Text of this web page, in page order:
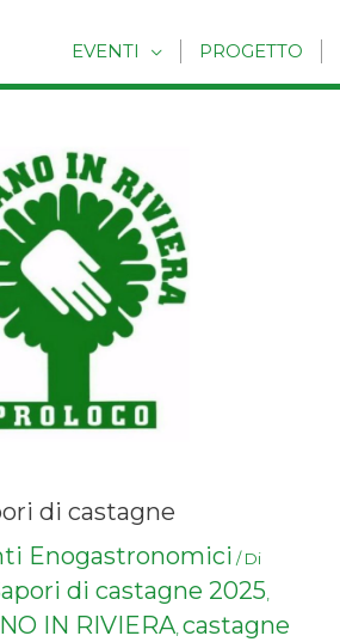
EVENTI PROGETTO
di castagne
Enogastronomici / Di
di castagne 2025,
IN RIVIERA,castagne